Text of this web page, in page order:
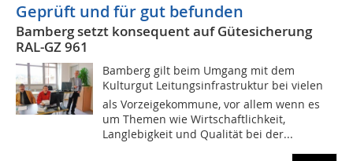
Geprüft und für gut befunden
Bamberg setzt konsequent auf Gütesicherung
RAL-GZ 961
Bamberg gilt beim Umgang mit dem
Kulturgut Leitungsinfrastruktur bei vielen
als Vorzeigekommune, vor allem wenn es
um Themen wie Wirtschaftlichkeit,
Langlebigkeit und Qualität bei der...